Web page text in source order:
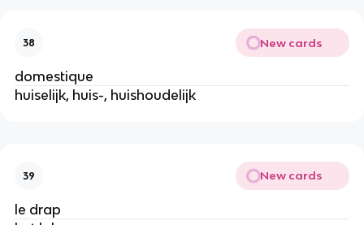
38 New cards
domestique
huiselijk, huis-, huishoudelijk
39 New cards
le drap